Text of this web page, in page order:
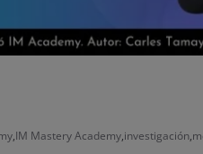
,IM Mastery Academy,investigación,